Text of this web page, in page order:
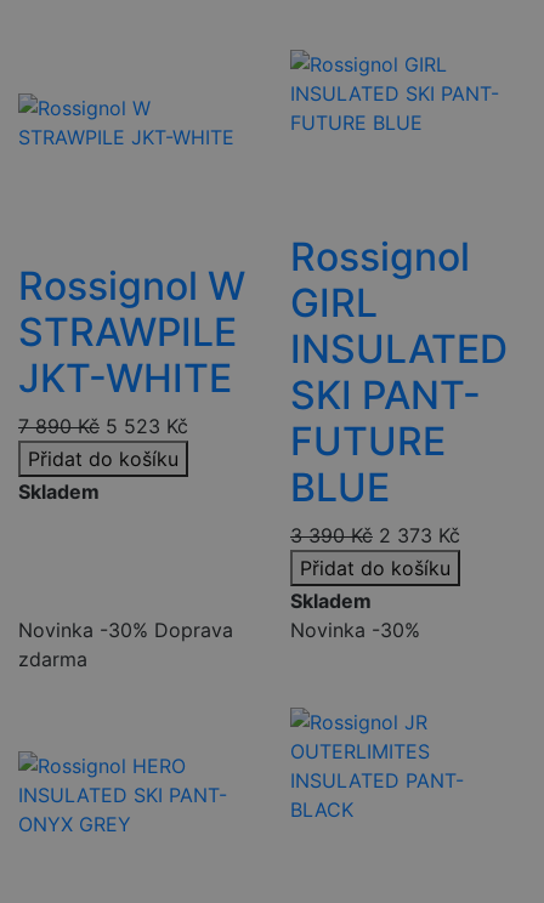
Rossignol W
STRAWPILE
JKT-WHITE
7 890Kč 5 523 Kč
Přidat do košíku
Skladem
Rossignol
GIRL
INSULATED
SKI PANT-
FUTURE
BLUE
3 390Kč 2 373 Kč
Přidat do košíku
Skladem
Novinka -30% Doprava
zdarma
Novinka -30%